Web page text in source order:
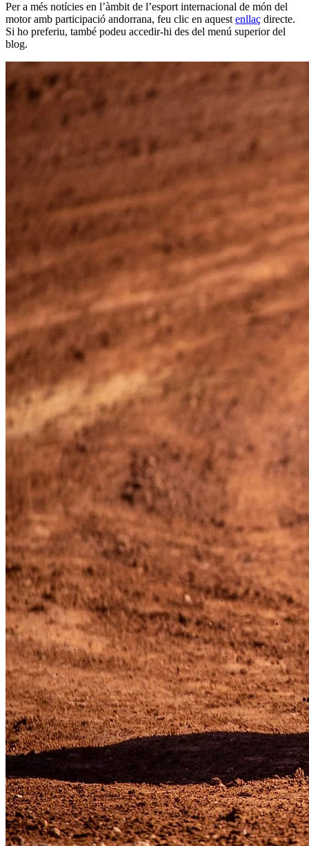
Per a més notícies en l’àmbit de l’esport internacional de món del
motor amb participació andorrana, feu clic en aquest enllaç directe.
Si ho preferiu, també podeu accedir-hi des del menú superior del
blog.